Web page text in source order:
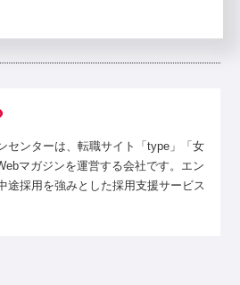
センターは、転職サイト「type」「女
マガジンを運営する会社です。エン
途採用を強みとした採用支援サービス